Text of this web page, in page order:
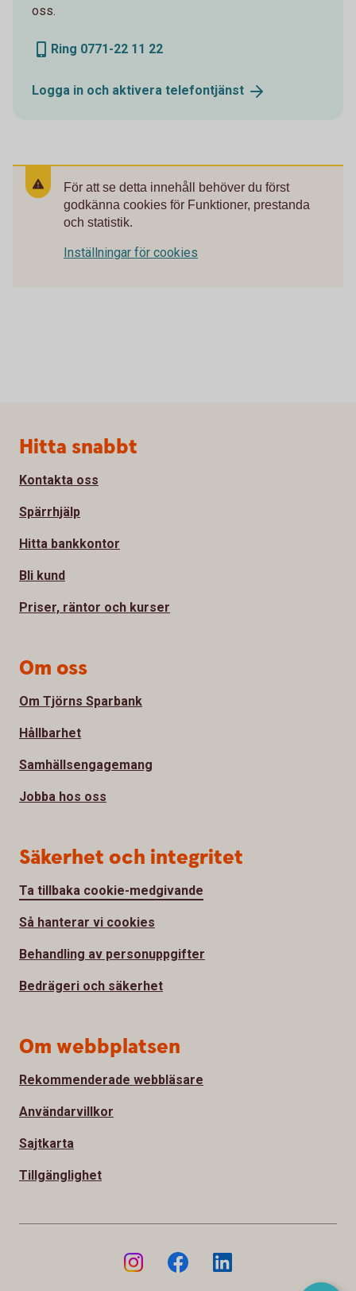
oss.
Ring 0771-22 11 22
Logga in och aktivera telefontjänst
För att se detta innehåll behöver du först
godkänna cookies för Funktioner, prestanda
och statistik.
Inställningar för cookies
Sidfot
Hitta snabbt
Kontakta oss
Spärrhjälp
Hitta bankkontor
Bli kund
Priser, räntor och kurser
Om oss
Om Tjörns Sparbank
Hållbarhet
Samhällsengagemang
Jobba hos oss
Säkerhet och integritet
Ta tillbaka cookie-medgivande
Så hanterar vi cookies
Behandling av personuppgifter
Bedrägeri och säkerhet
Om webbplatsen
Rekommenderade webbläsare
Användarvillkor
Sajtkarta
Tillgänglighet